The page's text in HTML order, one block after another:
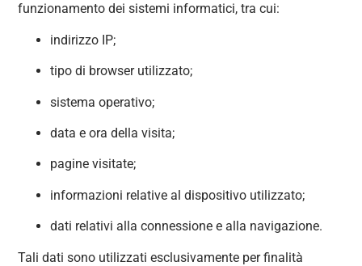
funzionamento dei sistemi informatici, tra cui:
indirizzo IP;
tipo di browser utilizzato;
sistema operativo;
data e ora della visita;
pagine visitate;
informazioni relative al dispositivo utilizzato;
dati relativi alla connessione e alla navigazione.
Tali dati sono utilizzati esclusivamente per finalità